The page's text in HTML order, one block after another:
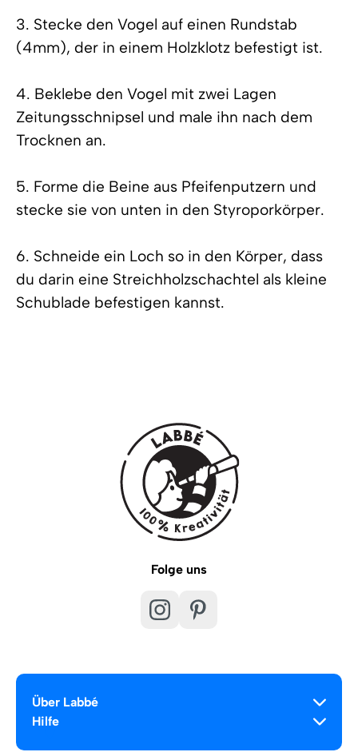
3. Stecke den Vogel auf einen Rundstab
(4mm), der in einem Holzklotz befestigt ist.
4. Beklebe den Vogel mit zwei Lagen
Zeitungsschnipsel und male ihn nach dem
Trocknen an.
5. Forme die Beine aus Pfeifenputzern und
stecke sie von unten in den Styroporkörper.
6. Schneide ein Loch so in den Körper, dass
du darin eine Streichholzschachtel als kleine
Schublade befestigen kannst.
Folge uns
Über Labbé
Hilfe